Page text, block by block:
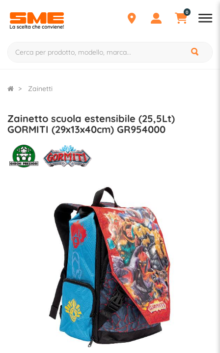
0
Zainetti
Zainetto scuola estensibile (25,5Lt)
GORMITI (29x13x40cm) GR954000